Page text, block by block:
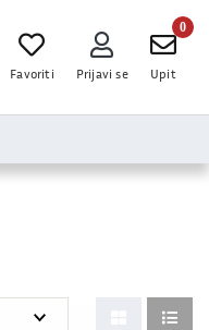
Favoriti Prijavi se
0
Upit